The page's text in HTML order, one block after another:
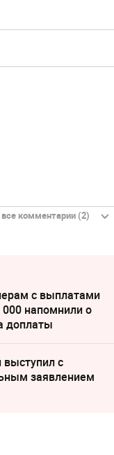
комментарии (2)
с выплатами
напомнили о
доплаты
выступил с
заявлением